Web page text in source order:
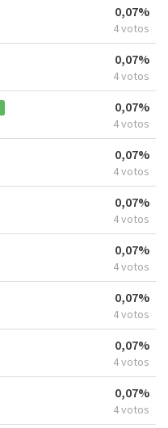
0,07%
4 votos
0,07%
4 votos
0,07%
4 votos
0,07%
4 votos
0,07%
4 votos
0,07%
4 votos
0,07%
4 votos
0,07%
4 votos
0,07%
4 votos